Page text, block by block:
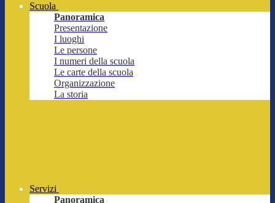
Scuola
Panoramica
Presentazione
I luoghi
Le persone
I numeri della scuola
Le carte della scuola
Organizzazione
La storia
Servizi
Panoramica